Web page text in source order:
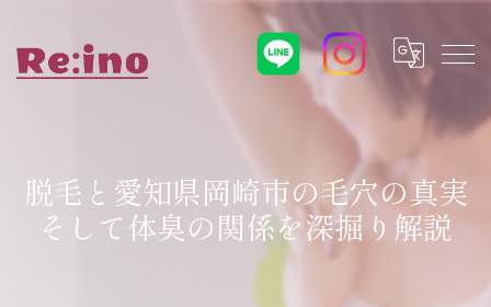
脱毛と愛知県岡崎市の毛穴の真実
そして体臭の関係を深掘り解説